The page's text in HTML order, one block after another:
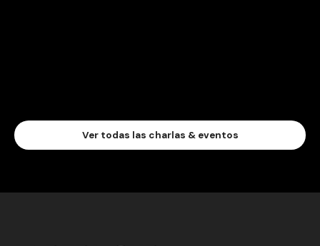
Ver todas las charlas & eventos